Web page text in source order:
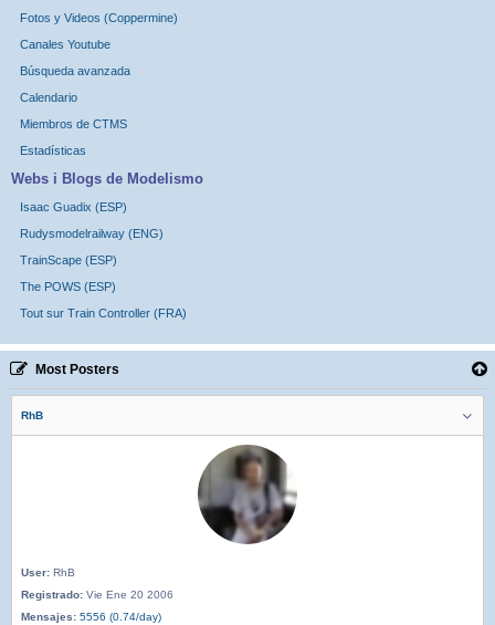
Fotos y Videos (Coppermine)
Canales Youtube
Búsqueda avanzada
Calendario
Miembros de CTMS
Estadísticas
Webs i Blogs de Modelismo
Isaac Guadix (ESP)
Rudysmodelrailway (ENG)
TrainScape (ESP)
The POWS (ESP)
Tout sur Train Controller (FRA)
Most Posters
RhB
User: RhB
Registrado: Vie Ene 20 2006
Mensajes: 5556 (0.74/day)